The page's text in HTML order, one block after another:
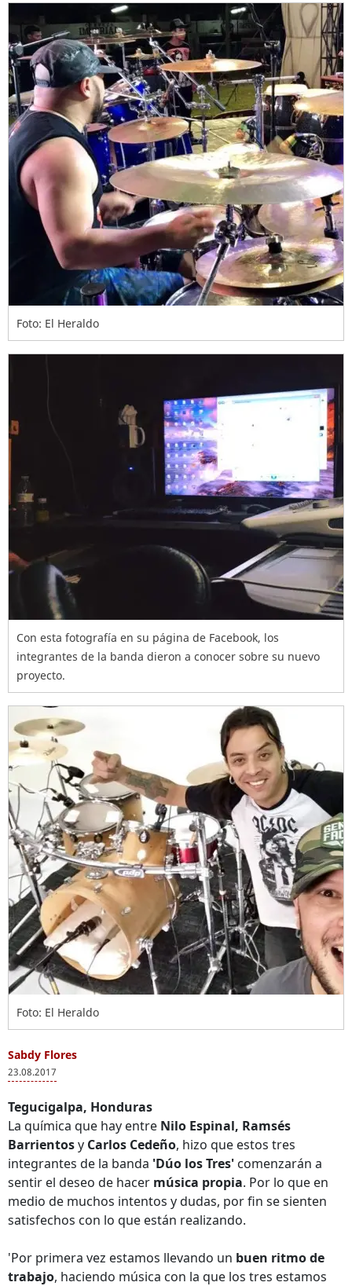
Foto: El Heraldo
Con esta fotografía en su página de Facebook, los
integrantes de la banda dieron a conocer sobre su nuevo
proyecto.
Foto: El Heraldo
Sabdy Flores
23.08.2017
Tegucigalpa, Honduras
La química que hay entre Nilo Espinal, Ramsés
Barrientosy Carlos Cedeño, hizo que estos tres
integrantes de la banda 'Dúo los Tres' comenzarán a
sentir el deseo de hacer música propia. Por lo que en
medio de muchos intentos y dudas, por fin se sienten
satisfechos con lo que están realizando.
'Por primera vez estamos llevando un buen ritmo de
trabajo, haciendo música con la que los tres estamos